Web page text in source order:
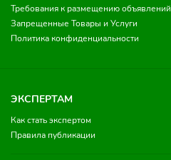
Требования к размещению объявлений
Запрещенные Товары и Услуги
Политика конфиденциальности
ЭКСПЕРТАМ
Как стать экспертом
Правила публикации